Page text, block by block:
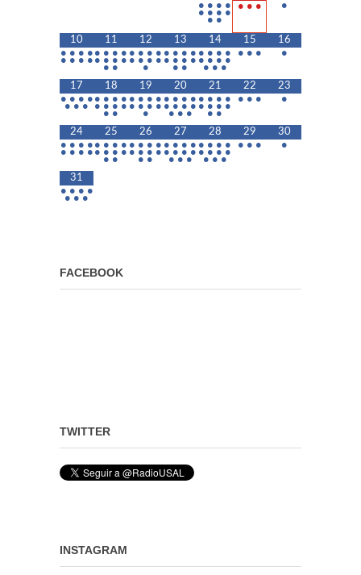
• • • •
• • • •
• •
• • •
•
10
• • • •
• • • •
11
• • • •
• • • •
• •
12
• • • •
• • • •
•
13
• • • •
• • • •
• •
14
• • • •
• • • •
• • •
15
• • •
16
•
17
• • • •
• • •
18
• • • •
• • • •
• •
19
• • • •
• • • •
•
20
• • • •
• • • •
• • •
21
• • • •
• • • •
• •
22
• • •
23
•
24
• • • •
• • • •
25
• • • •
• • • •
• •
26
• • • •
• • • •
• •
27
• • • •
• • • •
• • •
28
• • • •
• • • •
• • •
29
• • •
30
•
31
• • • •
• • •
FACEBOOK
TWITTER
INSTAGRAM